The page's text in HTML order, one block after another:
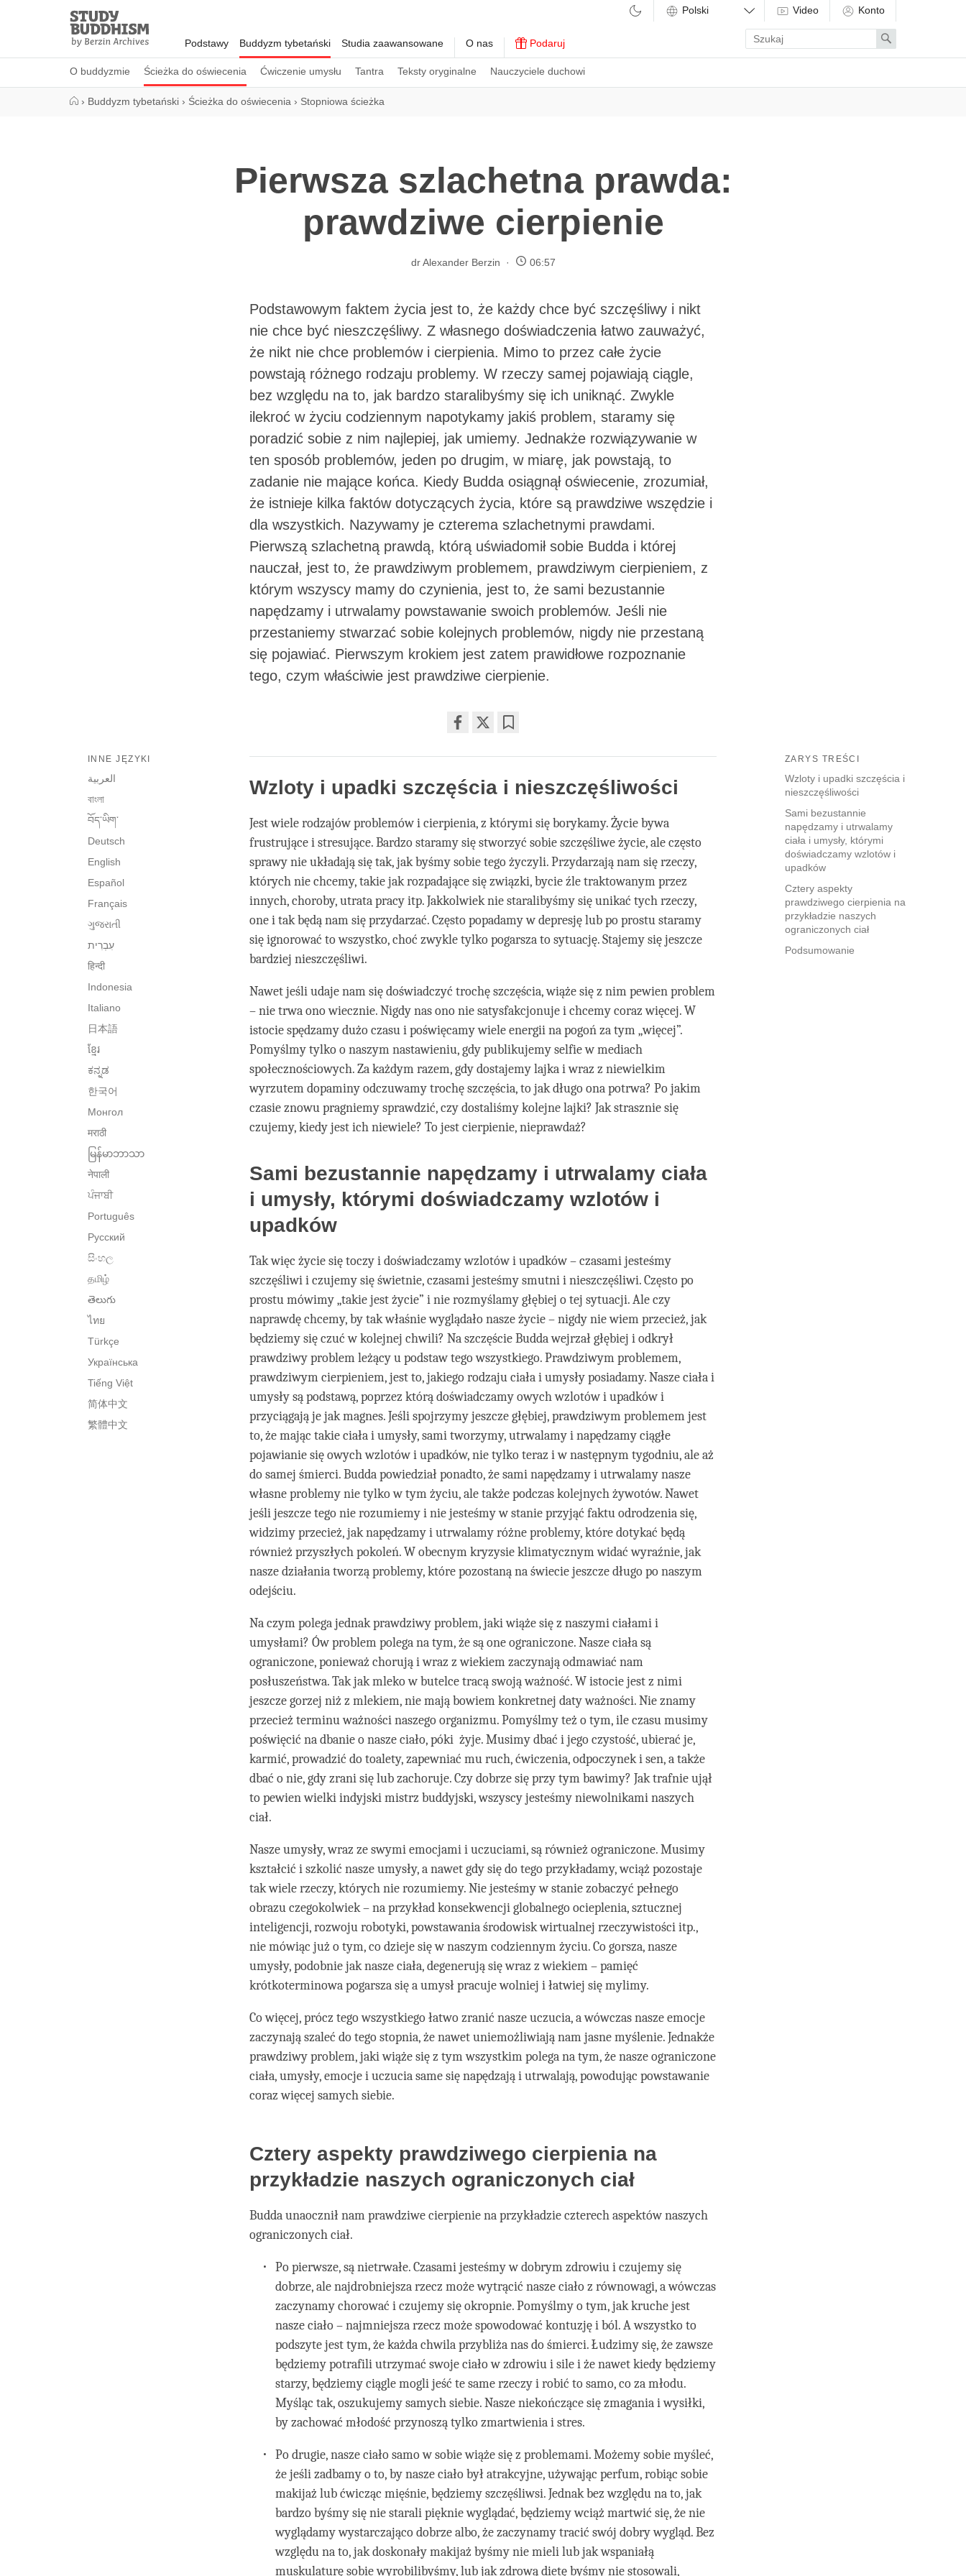
Study
Buddhism
Home
Podstawy Buddyzm tybetański
O buddyzmie Ścieżka do oświecenia Ćwiczenie umysłu Tantra Teksty oryginalne Nauczyciele duchowi
Studia zaawansowane O nas Podaruj
Video Konto
Enter
search
term
Search
› Buddyzm tybetański › Ścieżka do oświecenia › Stopniowa ścieżka
Pierwsza szlachetna prawda:
prawdziwe cierpienie
dr Alexander Berzin 06:57
Podstawowym faktem życia jest to, że każdy chce być szczęśliwy i nikt
nie chce być nieszczęśliwy. Z własnego doświadczenia łatwo zauważyć,
że nikt nie chce problemów i cierpienia. Mimo to przez całe życie
powstają różnego rodzaju problemy. W rzeczy samej pojawiają ciągle,
bez względu na to, jak bardzo staralibyśmy się ich uniknąć. Zwykle
ilekroć w życiu codziennym napotykamy jakiś problem, staramy się
poradzić sobie z nim najlepiej, jak umiemy. Jednakże rozwiązywanie w
ten sposób problemów, jeden po drugim, w miarę, jak powstają, to
zadanie nie mające końca. Kiedy Budda osiągnął oświecenie, zrozumiał,
że istnieje kilka faktów dotyczących życia, które są prawdziwe wszędzie i
dla wszystkich. Nazywamy je czterema szlachetnymi prawdami.
Pierwszą szlachetną prawdą, którą uświadomił sobie Budda i której
nauczał, jest to, że prawdziwym problemem, prawdziwym cierpieniem, z
którym wszyscy mamy do czynienia, jest to, że sami bezustannie
napędzamy i utrwalamy powstawanie swoich problemów. Jeśli nie
przestaniemy stwarzać sobie kolejnych problemów, nigdy nie przestaną
się pojawiać. Pierwszym krokiem jest zatem prawidłowe rozpoznanie
tego, czym właściwie jest prawdziwe cierpienie.
on
facebook
ZARYS TREŚCI
Wzloty i upadki szczęścia i
nieszczęśliwości
Sami bezustannie
napędzamy i utrwalamy
ciała i umysły, którymi
doświadczamy wzlotów i
upadków
Cztery aspekty
prawdziwego cierpienia na
przykładzie naszych
ograniczonych ciał
Podsumowanie
INNE JĘZYKI
العربية
বাংলা
བོད་ཡིག་
Deutsch
English
Español
Français
ગુજરાતી
हिन्दी
Indonesia
Italiano
日本語
ខ្មែរ
ಕನ್ನಡ
한국어
Монгол
मराठी
မြန်မာဘာသာ
नेपाली
ਪੰਜਾਬੀ
Português
Русский
සිංහල
தமிழ்
తెలుగు
ไทย
Türkçe
Українська
Tiếng Việt
简体中文
繁體中文
Wzloty i upadki szczęścia i nieszczęśliwości
Jest wiele rodzajów problemów i cierpienia, z którymi się borykamy. Życie bywa
frustrujące i stresujące. Bardzo staramy się stworzyć sobie szczęśliwe życie, ale często
sprawy nie układają się tak, jak byśmy sobie tego życzyli. Przydarzają nam się rzeczy,
których nie chcemy, takie jak rozpadające się związki, bycie źle traktowanym przez
innych, choroby, utrata pracy itp. Jakkolwiek nie staralibyśmy się unikać tych rzeczy,
one i tak będą nam się przydarzać. Często popadamy w depresję lub po prostu staramy
się ignorować to wszystko, choć zwykle tylko pogarsza to sytuację. Stajemy się jeszcze
bardziej nieszczęśliwi.
Nawet jeśli udaje nam się doświadczyć trochę szczęścia, wiąże się z nim pewien problem
– nie trwa ono wiecznie. Nigdy nas ono nie satysfakcjonuje i chcemy coraz więcej. W
istocie spędzamy dużo czasu i poświęcamy wiele energii na pogoń za tym „więcej”.
Pomyślmy tylko o naszym nastawieniu, gdy publikujemy selfie w mediach
społecznościowych. Za każdym razem, gdy dostajemy lajka i wraz z niewielkim
wyrzutem dopaminy odczuwamy trochę szczęścia, to jak długo ona potrwa? Po jakim
czasie znowu pragniemy sprawdzić, czy dostaliśmy kolejne lajki? Jak strasznie się
czujemy, kiedy jest ich niewiele? To jest cierpienie, nieprawdaż?
Sami bezustannie napędzamy i utrwalamy ciała
i umysły, którymi doświadczamy wzlotów i
upadków
Tak więc życie się toczy i doświadczamy wzlotów i upadków – czasami jesteśmy
szczęśliwi i czujemy się świetnie, czasami jesteśmy smutni i nieszczęśliwi. Często po
prostu mówimy „takie jest życie” i nie rozmyślamy głębiej o tej sytuacji. Ale czy
naprawdę chcemy, by tak właśnie wyglądało nasze życie – nigdy nie wiem przecież, jak
będziemy się czuć w kolejnej chwili? Na szczęście Budda wejrzał głębiej i odkrył
prawdziwy problem leżący u podstaw tego wszystkiego. Prawdziwym problemem,
prawdziwym cierpieniem, jest to, jakiego rodzaju ciała i umysły posiadamy. Nasze ciała i
umysły są podstawą, poprzez którą doświadczamy owych wzlotów i upadków i
przyciągają je jak magnes. Jeśli spojrzymy jeszcze głębiej, prawdziwym problemem jest
to, że mając takie ciała i umysły, sami tworzymy, utrwalamy i napędzamy ciągłe
pojawianie się owych wzlotów i upadków, nie tylko teraz i w następnym tygodniu, ale aż
do samej śmierci. Budda powiedział ponadto, że sami napędzamy i utrwalamy nasze
własne problemy nie tylko w tym życiu, ale także podczas kolejnych żywotów. Nawet
jeśli jeszcze tego nie rozumiemy i nie jesteśmy w stanie przyjąć faktu odrodzenia się,
widzimy przecież, jak napędzamy i utrwalamy różne problemy, które dotykać będą
również przyszłych pokoleń. W obecnym kryzysie klimatycznym widać wyraźnie, jak
nasze działania tworzą problemy, które pozostaną na świecie jeszcze długo po naszym
odejściu.
Na czym polega jednak prawdziwy problem, jaki wiąże się z naszymi ciałami i
umysłami? Ów problem polega na tym, że są one ograniczone. Nasze ciała są
ograniczone, ponieważ chorują i wraz z wiekiem zaczynają odmawiać nam
posłuszeństwa. Tak jak mleko w butelce tracą swoją ważność. W istocie jest z nimi
jeszcze gorzej niż z mlekiem, nie mają bowiem konkretnej daty ważności. Nie znamy
przecież terminu ważności naszego organizmu. Pomyślmy też o tym, ile czasu musimy
poświęcić na dbanie o nasze ciało, póki żyje. Musimy dbać i jego czystość, ubierać je,
karmić, prowadzić do toalety, zapewniać mu ruch, ćwiczenia, odpoczynek i sen, a także
dbać o nie, gdy zrani się lub zachoruje. Czy dobrze się przy tym bawimy? Jak trafnie ujął
to pewien wielki indyjski mistrz buddyjski, wszyscy jesteśmy niewolnikami naszych
ciał.
Nasze umysły, wraz ze swymi emocjami i uczuciami, są również ograniczone. Musimy
kształcić i szkolić nasze umysły, a nawet gdy się do tego przykładamy, wciąż pozostaje
tak wiele rzeczy, których nie rozumiemy. Nie jesteśmy w stanie zobaczyć pełnego
obrazu czegokolwiek – na przykład konsekwencji globalnego ocieplenia, sztucznej
inteligencji, rozwoju robotyki, powstawania środowisk wirtualnej rzeczywistości itp.,
nie mówiąc już o tym, co dzieje się w naszym codziennym życiu. Co gorsza, nasze
umysły, podobnie jak nasze ciała, degenerują się wraz z wiekiem – pamięć
krótkoterminowa pogarsza się a umysł pracuje wolniej i łatwiej się mylimy.
Co więcej, prócz tego wszystkiego łatwo zranić nasze uczucia, a wówczas nasze emocje
zaczynają szaleć do tego stopnia, że nawet uniemożliwiają nam jasne myślenie. Jednakże
prawdziwy problem, jaki wiąże się z tym wszystkim polega na tym, że nasze ograniczone
ciała, umysły, emocje i uczucia same się napędzają i utrwalają, powodując powstawanie
coraz więcej samych siebie.
Cztery aspekty prawdziwego cierpienia na
przykładzie naszych ograniczonych ciał
Budda unaocznił nam prawdziwe cierpienie na przykładzie czterech aspektów naszych
ograniczonych ciał.
Po pierwsze, są nietrwałe. Czasami jesteśmy w dobrym zdrowiu i czujemy się
dobrze, ale najdrobniejsza rzecz może wytrącić nasze ciało z równowagi, a wówczas
zaczynamy chorować i czujemy się okropnie. Pomyślmy o tym, jak kruche jest
nasze ciało – najmniejsza rzecz może spowodować kontuzję i ból. A wszystko to
podszyte jest tym, że każda chwila przybliża nas do śmierci. Łudzimy się, że zawsze
będziemy potrafili utrzymać swoje ciało w zdrowiu i sile i że nawet kiedy będziemy
starzy, będziemy ciągle mogli jeść te same rzeczy i robić to samo, co za młodu.
Myśląc tak, oszukujemy samych siebie. Nasze niekończące się zmagania i wysiłki,
by zachować młodość przynoszą tylko zmartwienia i stres.
Po drugie, nasze ciało samo w sobie wiąże się z problemami. Możemy sobie myśleć,
że jeśli zadbamy o to, by nasze ciało był atrakcyjne, używając perfum, robiąc sobie
makijaż lub ćwicząc mięśnie, będziemy szczęśliwsi. Jednak bez względu na to, jak
bardzo byśmy się nie starali pięknie wyglądać, będziemy wciąż martwić się, że nie
wyglądamy wystarczająco dobrze albo, że zaczynamy tracić swój dobry wygląd. Bez
względu na to, jak doskonały makijaż byśmy nie mieli lub jak wspaniałą
muskulaturę sobie wyrobilibyśmy, lub jak zdrową dietę byśmy nie stosowali,